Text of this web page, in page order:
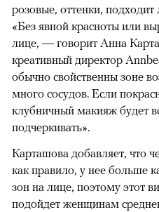
розовые, оттенки,
«Без явной красноты или
лице, — говорит Анна
креативный директор
обычно свойственны зоне
много сосудов. Если
клубничный макияж будет
подчеркивать».
Карташова добавляет, что
как правило, у нее больше
зон на лице, поэтому этот
подойдет женщинам